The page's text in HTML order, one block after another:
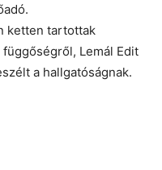
ketten tartottak
Lemál Edit
a hallgatóságnak.